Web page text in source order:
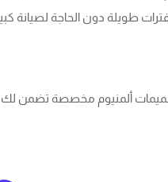
طويلة دون الحاجة لصيانة
تصميمات ألمنيوم مخصصة تضمن